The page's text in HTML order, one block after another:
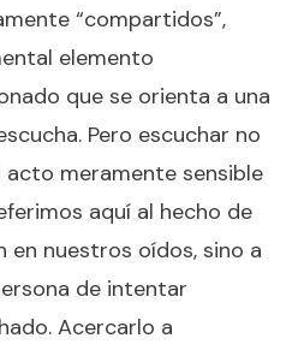
“compartidos”,
elemento
que se orienta a una
Pero escuchar no
meramente sensible
aquí al hecho de
en nuestros oídos, sino a
de intentar
Acercarlo a